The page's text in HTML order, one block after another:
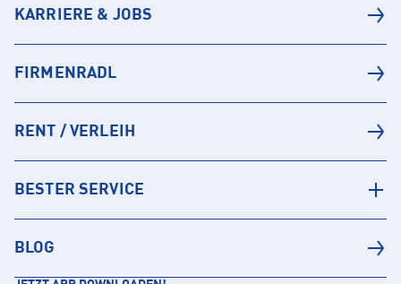
KARRIERE & JOBS
FIRMENRADL
RENT / VERLEIH
BESTER SERVICE
BLOG